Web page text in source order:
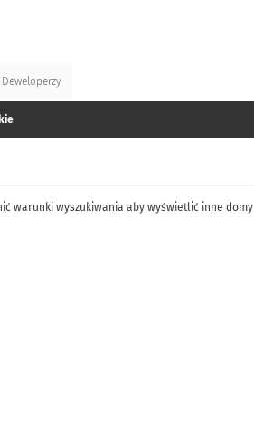
Deweloperzy
warunki wyszukiwania aby wyświetlić inne domy